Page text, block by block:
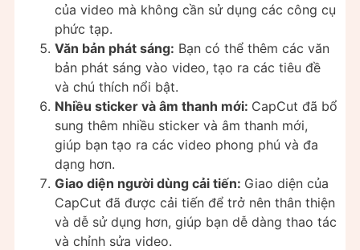
của video mà không cần sử dụng các công cụ
phức tạp.
Văn bản phát sáng: Bạn có thể thêm các văn
bản phát sáng vào video, tạo ra các tiêu đề
và chú thích nổi bật.
Nhiều sticker và âm thanh mới: CapCut đã bổ
sung thêm nhiều sticker và âm thanh mới,
giúp bạn tạo ra các video phong phú và đa
dạng hơn.
Giao diện người dùng cải tiến: Giao diện của
CapCut đã được cải tiến để trở nên thân thiện
và dễ sử dụng hơn, giúp bạn dễ dàng thao tác
và chỉnh sửa video.